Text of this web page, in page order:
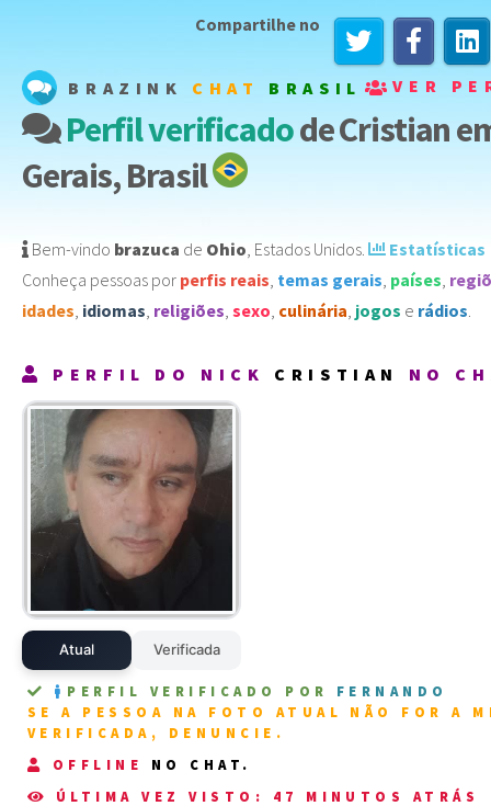
BRAZINK CHAT BRASIL VER
Compartilhe no
Perfil verificadode Cristian
Gerais, Brasil
Bem-vindo brazuca de Ohio Estados Unidos
Estatísticas
Conheça pessoas por perfis reais temas gerais países
idades idiomas religiões sexo culinária jogos e rádios
PERFIL DO NICK CRISTIAN NO
Atual Verificada
PERFIL VERIFICADO POR FERNANDO
SE A PESSOA NA FOTO ATUAL NÃO FOR A
VERIFICADA, DENUNCIE.
OFFLINE
NO CHAT.
ÚLTIMA VEZ VISTO: 47 MINUTOS ATRÁS